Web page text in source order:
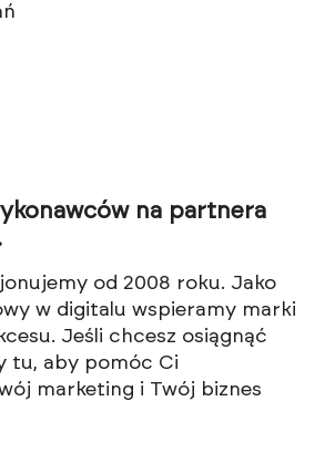
na partnera
od 2008 roku. Jako
w digitalu wspieramy marki
Jeśli chcesz osiągnąć
tu, aby pomóc Ci
marketing i Twój biznes